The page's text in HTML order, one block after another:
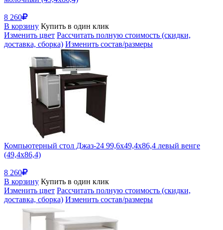
8 260
В корзину Купить в один клик
Изменить цвет Рассчитать полную стоимость (скидки,
доставка, сборка) Изменить состав/размеры
Компьютерный стол Джаз-24 99,6х49,4х86,4 левый венге
(49,4x86,4)
8 260
В корзину Купить в один клик
Изменить цвет Рассчитать полную стоимость (скидки,
доставка, сборка) Изменить состав/размеры